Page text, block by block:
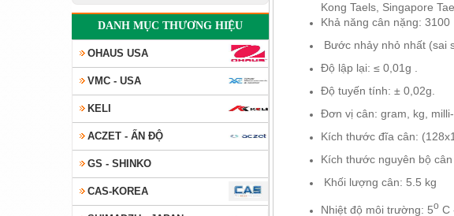
DANH MỤC THƯƠNG HIỆU
OHAUS USA
VMC - USA
KELI
ACZET - ẤN ĐỘ
GS - SHINKO
CAS-KOREA
Kong Taels, Singapore
Khả năng cân nặng: 3100
Bước nhảy nhỏ nhất (sai
Độ lập lại: ≤ 0,01g .
Độ tuyến tính: ± 0,02g.
Đơn vị cân: gram, kg,
Kích thước đĩa cân:
Kích thước nguyên bộ
Khối lượng cân: 5.5 kg
Nhiệt độ môi trường: 5o C